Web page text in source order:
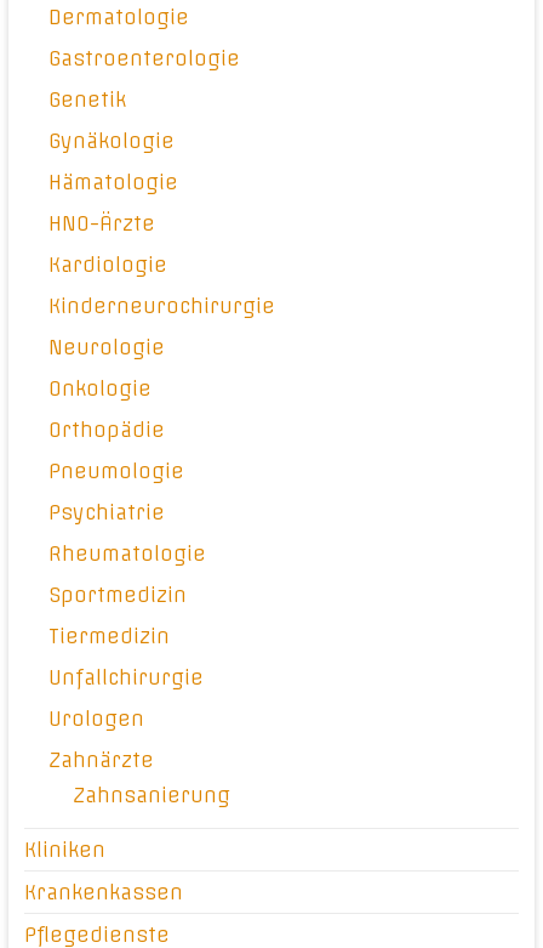
Dermatologie
Gastroenterologie
Genetik
Gynäkologie
Hämatologie
HNO-Ärzte
Kardiologie
Kinderneurochirurgie
Neurologie
Onkologie
Orthopädie
Pneumologie
Psychiatrie
Rheumatologie
Sportmedizin
Tiermedizin
Unfallchirurgie
Urologen
Zahnärzte
Zahnsanierung
Kliniken
Krankenkassen
Pflegedienste